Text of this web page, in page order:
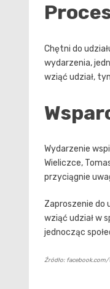
Chętni do
wydarzenia,
wziąć udział,
Wydarzenie
Wieliczce,
przyciągnie
Zaproszenie do
wziąć udział w
jednocząc
Źródło: facebook.com/